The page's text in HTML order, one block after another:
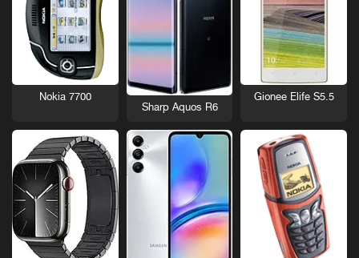
Gionee Elife S5.5
Sharp Aquos R6
Nokia 7700